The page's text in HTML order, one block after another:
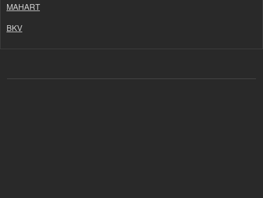
MAHART
BKV